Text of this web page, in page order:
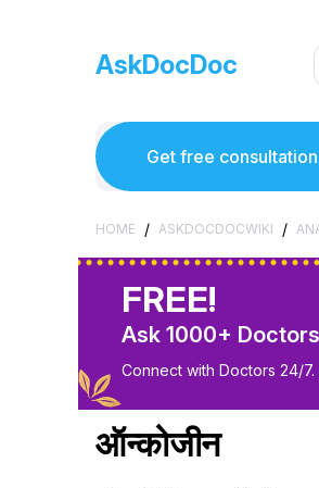
AskDocDoc
Get free consultation
HOME / ASKDOCDOCWIKI /
FREE!
Ask 1000+
Connect with Doctors 24/
ऑन्कोजीन